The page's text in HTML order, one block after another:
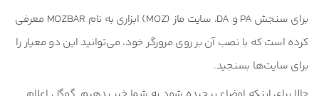
برای سنجش PA و DA، سایت ماز (MOZ) ابزاری به نام MOZBAR معرفی
کرده است که با نصب آن بر روی مرورگر خود، می‌توانید این دو معیار را
برای سایت‌ها بسنجید.